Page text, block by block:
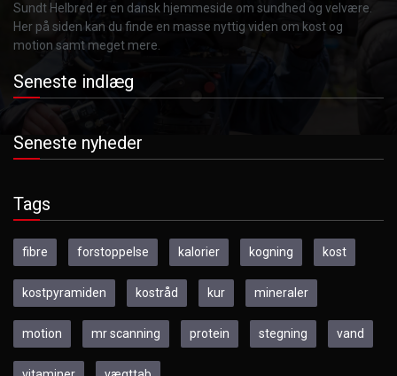
Sundt Helbred er en dansk hjemmeside om sundhed og velvære.
Her på siden kan du finde en masse nyttig viden om kost og
motion samt meget mere.
Seneste indlæg
Seneste nyheder
Tags
fibre forstoppelse kalorier kogning kost
kostpyramiden kostråd kur mineraler
motion mr scanning protein stegning vand